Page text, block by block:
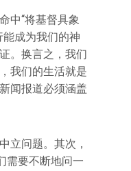
中“将基督具象
成为我们的神
。换言之，我们
我们的生活就是
闻报道必须涵盖
立问题。其次，
需要不断地问一